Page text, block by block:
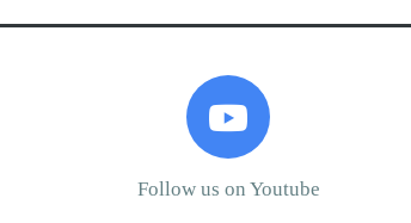
Follow us on Youtube